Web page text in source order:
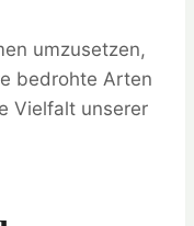
umzusetzen,
bedrohte Arten
Vielfalt unserer